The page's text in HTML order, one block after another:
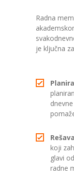
Radna
je ključna
koji
glavi
radne